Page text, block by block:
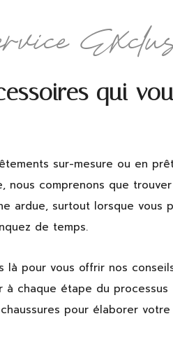
qui
sur-mesure ou en
nous comprenons que
ardue, surtout lorsque vous
de temps.
là pour vous offrir nos
à chaque étape du
pour élaborer